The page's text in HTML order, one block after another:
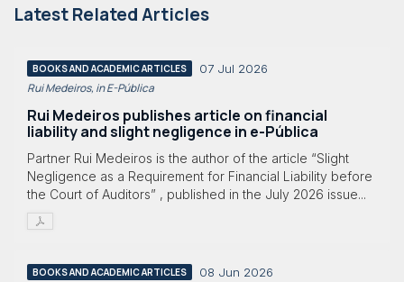
Latest Related Articles
BOOKS AND ACADEMIC ARTICLES 07 Jul 2026
Rui Medeiros, in E-Pública
Rui Medeiros publishes article on financial
liability and slight negligence in e-Pública
Partner Rui Medeiros is the author of the article “Slight
Negligence as a Requirement for Financial Liability before
the Court of Auditors” , published in the July 2026 issue...
BOOKS AND ACADEMIC ARTICLES 08 Jun 2026